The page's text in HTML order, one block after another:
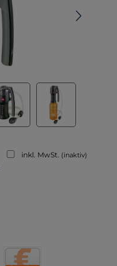
inkl. MwSt. (inaktiv)